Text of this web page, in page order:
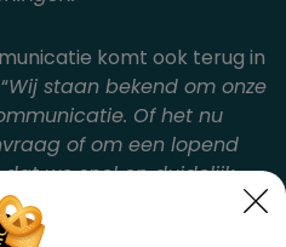
komt ook terug in
Wij staan bekend om onze
Of het nu
of om een lopend
we snel en duidelijk
bij de klant en
worden.